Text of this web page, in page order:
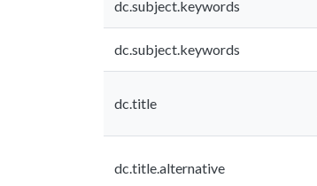
dc.subject.keywords
dc.subject.keywords
dc.title
dc.title.alternative